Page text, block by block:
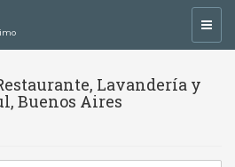
Lavandería y
Buenos Aires